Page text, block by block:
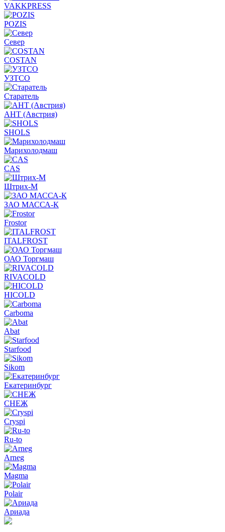
VAKKPRESS
POZIS
Север
COSTAN
УЗТСО
Старатель
АНТ (Австрия)
SHOLS
Марихолодмаш
CAS
Штрих-М
ЗАО МАССА-К
Frostor
ITALFROST
ОАО Торгмаш
RIVACOLD
HICOLD
Carboma
Abat
Starfood
Sikom
Екатеринбург
СНЕЖ
Cryspi
Ru-to
Arneg
Magma
Polair
Ариада